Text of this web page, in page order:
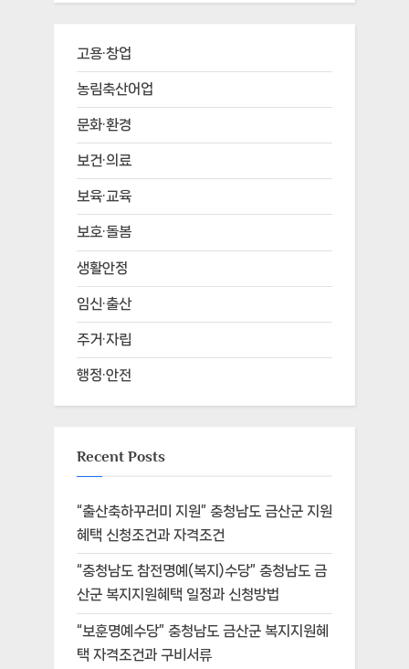
고용·창업
농림축산어업
문화·환경
보건·의료
보육·교육
보호·돌봄
생활안정
임신·출산
주거·자립
행정·안전
Recent Posts
“출산축하꾸러미 지원” 충청남도 금산군 지원
혜택 신청조건과 자격조건
“충청남도 참전명예(복지)수당” 충청남도 금
산군 복지지원혜택 일정과 신청방법
“보훈명예수당” 충청남도 금산군 복지지원혜
택 자격조건과 구비서류